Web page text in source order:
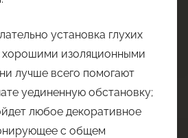
установка глухих
хорошими изоляционными
лучше всего помогают
уединенную обстановку;
любое декоративное
с общем